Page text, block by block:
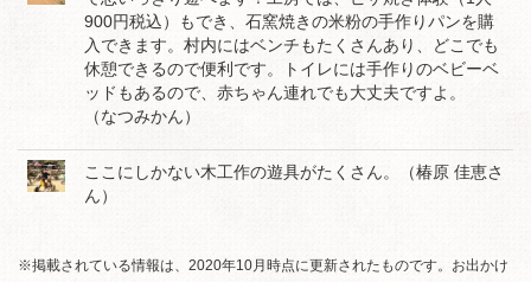
900円税込）もでき、石窯焼きの米粉の手作りパンを購
入できます。村内にはベンチもたくさんあり、どこでも
休憩できるので便利です。トイレには手作りのベビーベ
ッドもあるので、赤ちゃん連れでも大丈夫ですよ。
（なつみかん）
ここにしかない木工作の遊具がたくさん。（椿原 佳恵さ
ん）
※掲載されている情報は、2020年10月時点に更新されたものです。お出かけ